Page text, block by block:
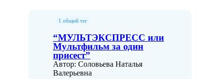
1 общий тег
“МУЛЬТЭКСПРЕСС или
Мультфильм за один
присест”
Автор: Соловьева Наталья
Валерьевна